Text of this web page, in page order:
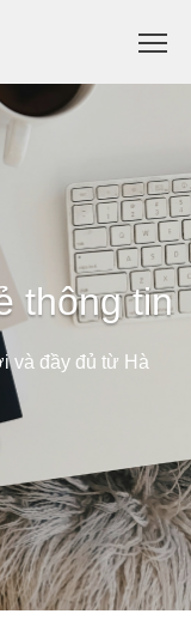
thông tin
và đầy đủ từ Hà